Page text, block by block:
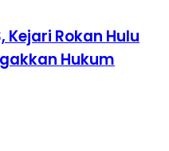
Kejari Rokan Hulu
Hukum